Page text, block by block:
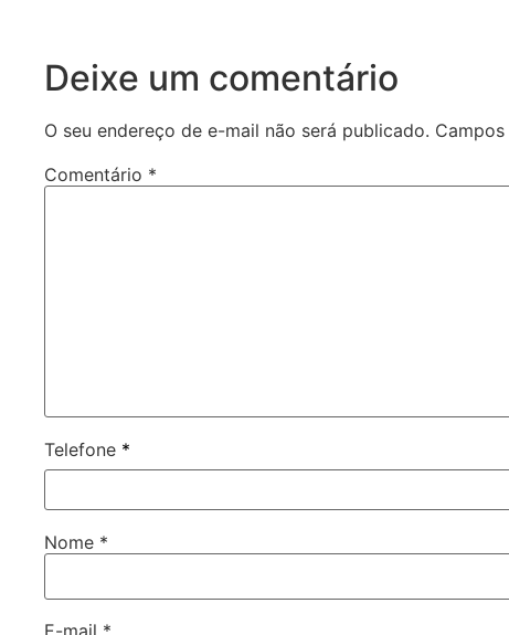
Deixe um comentário
O seu endereço de e-mail não será publicado.
Comentário *
Telefone *
Nome *